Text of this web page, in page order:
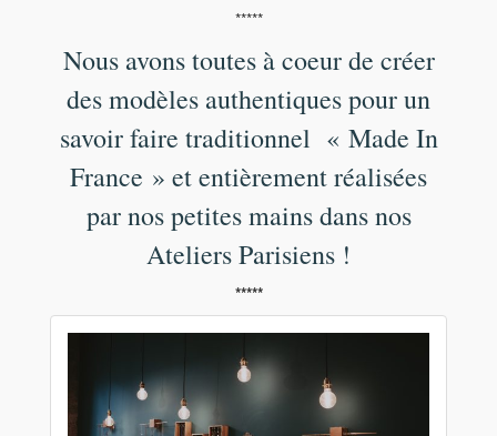
*****
Nous avons toutes à coeur de créer
des modèles authentiques pour un
savoir faire traditionnel « Made In
France » et entièrement réalisées
par nos petites mains dans nos
Ateliers Parisiens !
*****